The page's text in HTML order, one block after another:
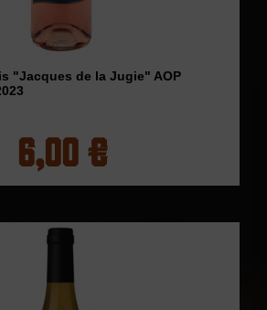
"Jacques de la Jugie" AOP
6,00 €